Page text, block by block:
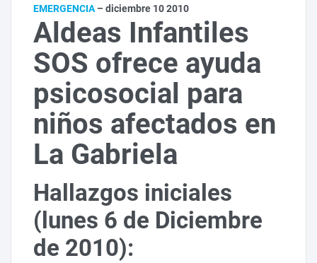
EMERGENCIA– diciembre 10 2010
Aldeas Infantiles
SOS ofrece ayuda
psicosocial para
niños afectados en
La Gabriela
Hallazgos iniciales
(lunes 6 de Diciembre
de 2010):